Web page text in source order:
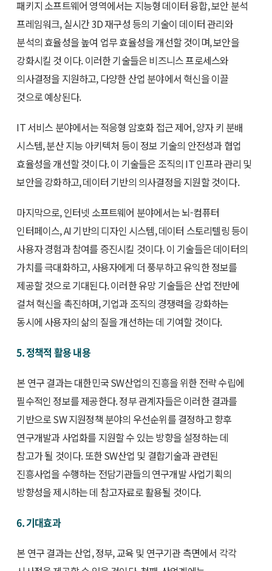
패키지 소프트웨어 영역에서는 지능형 데이터 융합, 보안 분석
프레임워크, 실시간 3D 재구성 등의 기술이 데이터 관리와
분석의 효율성을 높여 업무 효율성을 개선할 것이며, 보안을
강화시킬 것 이다. 이러한 기술들은 비즈니스 프로세스와
의사결정을 지원하고, 다양한 산업 분야에서 혁신을 이끌
것으로 예상된다.
IT 서비스 분야에서는 적응형 암호화 접근 제어, 양자 키 분배
시스템, 분산 지능 아키텍처 등이 정보 기술의 안전성과 협업
효율성을 개선할 것이다. 이 기술들은 조직의 IT 인프라 관리 및
보안을 강화하고, 데이터 기반의 의사결정을 지원할 것이다.
마지막으로, 인터넷 소프트웨어 분야에서는 뇌-컴퓨터
인터페이스, AI 기반의 디자인 시스템, 데이터 스토리텔링 등이
사용자 경험과 참여를 증진시킬 것이다. 이 기술들은 데이터의
가치를 극대화하고, 사용자에게 더 풍부하고 유익한 정보를
제공할 것으로 기대된다. 이러한 유망 기술들은 산업 전반에
걸쳐 혁신을 촉진하며, 기업과 조직의 경쟁력을 강화하는
동시에 사용자의 삶의 질을 개선하는 데 기여할 것이다.
5. 정책적 활용 내용
본 연구 결과는 대한민국 SW산업의 진흥을 위한 전략 수립에
필수적인 정보를 제공한다. 정부 관계자들은 이러한 결과를
기반으로 SW 지원정책 분야의 우선순위를 결정하고 향후
연구개발과 사업화를 지원할 수 있는 방향을 설정하는 데
참고가 될 것이다. 또한 SW산업 및 결합기술과 관련된
진흥사업을 수행하는 전담기관들의 연구개발 사업기획의
방향성을 제시하는 데 참고자료로 활용될 것이다.
6. 기대효과
본 연구 결과는 산업, 정부, 교육 및 연구기관 측면에서 각각